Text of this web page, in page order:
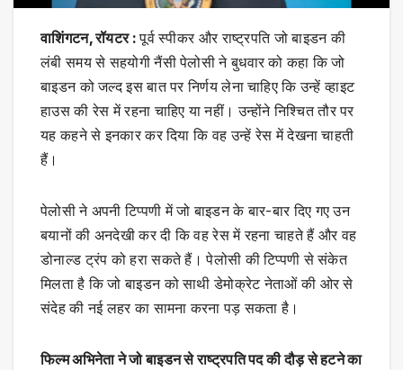
वाशिंगटन, रॉयटर :पूर्व स्पीकर और राष्ट्रपति जो बाइडन की
लंबी समय से सहयोगी नैंसी पेलोसी ने बुधवार को कहा कि जो
बाइडन को जल्द इस बात पर निर्णय लेना चाहिए कि उन्हें व्हाइट
हाउस की रेस में रहना चाहिए या नहीं। उन्होंने निश्चित तौर पर
यह कहने से इनकार कर दिया कि वह उन्हें रेस में देखना चाहती
हैं।
पेलोसी ने अपनी टिप्पणी में जो बाइडन के बार-बार दिए गए उन
बयानों की अनदेखी कर दी कि वह रेस में रहना चाहते हैं और वह
डोनाल्ड ट्रंप को हरा सकते हैं। पेलोसी की टिप्पणी से संकेत
मिलता है कि जो बाइडन को साथी डेमोक्रेट नेताओं की ओर से
संदेह की नई लहर का सामना करना पड़ सकता है।
फिल्म अभिनेता ने जो बाइडन से राष्ट्रपति पद की दौड़ से हटने का